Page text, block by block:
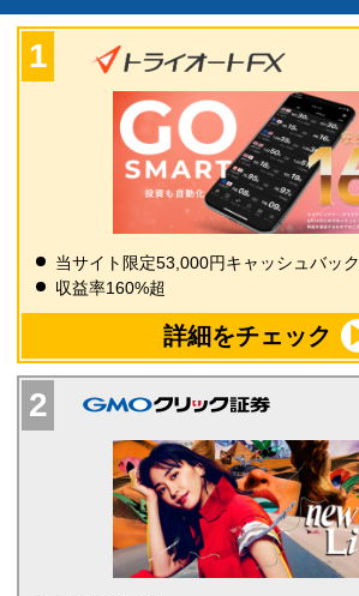
当サイト限定53,000円キャッシュバック
収益率160%超
詳細をチェック